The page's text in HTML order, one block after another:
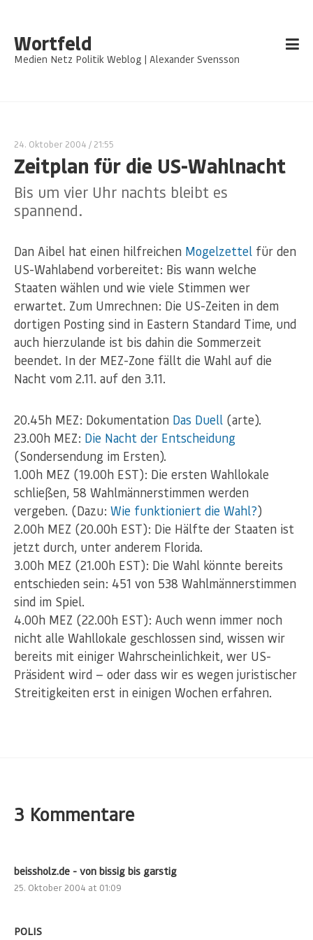
Wortfeld
Medien Netz Politik Weblog | Alexander Svensson
24. Oktober 2004 / 21:55
Zeitplan für die US-Wahlnacht
Bis um vier Uhr nachts bleibt es
spannend.
Dan Aibel hat einen hilfreichen Mogelzettel für den
US-Wahlabend vorbereitet: Bis wann welche
Staaten wählen und wie viele Stimmen wer
erwartet. Zum Umrechnen: Die US-Zeiten in dem
dortigen Posting sind in Eastern Standard Time, und
auch hierzulande ist bis dahin die Sommerzeit
beendet. In der MEZ-Zone fällt die Wahl auf die
Nacht vom 2.11. auf den 3.11.
20.45h MEZ: Dokumentation Das Duell (arte).
23.00h MEZ: Die Nacht der Entscheidung
(Sondersendung im Ersten).
1.00h MEZ (19.00h EST): Die ersten Wahllokale
schließen, 58 Wahlmännerstimmen werden
vergeben. (Dazu: Wie funktioniert die Wahl?)
2.00h MEZ (20.00h EST): Die Hälfte der Staaten ist
jetzt durch, unter anderem Florida.
3.00h MEZ (21.00h EST): Die Wahl könnte bereits
entschieden sein: 451 von 538 Wahlmännerstimmen
sind im Spiel.
4.00h MEZ (22.00h EST): Auch wenn immer noch
nicht alle Wahllokale geschlossen sind, wissen wir
bereits mit einiger Wahrscheinlichkeit, wer US-
Präsident wird — oder dass wir es wegen juristischer
Streitigkeiten erst in einigen Wochen erfahren.
3 Kommentare
beissholz.de - von bissig bis garstig
25. Oktober 2004 at 01:09
POLIS